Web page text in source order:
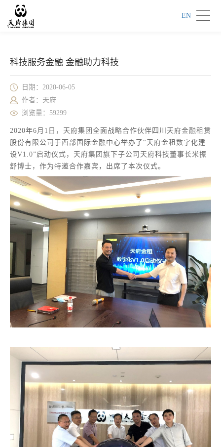
EN
科技服务金融 金融助力科技
日期：2020-06-05
作者：天府
浏览量：59299
2020年6月1日，天府集团全面战略合作伙伴四川天府金融租赁
股份有限公司于西部国际金融中心举办了“天府金租数字化建
设V1.0”启动仪式，天府集团旗下子公司天府科技董事长米振
舒博士，作为特邀合作嘉宾，出席了本次仪式。